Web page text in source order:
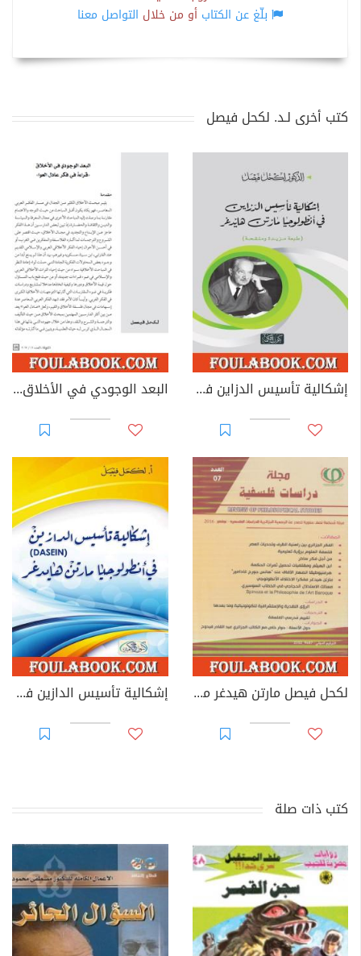
بلّغ عن الكتاب أو من خلال التواصل معنا
كتب أخرى لـد. لكحل فيصل
إشكالية تأسيس الدزاين في أنطولوجيا مارتن هيدغر - طبعة مزيدة ومنقحة البعد الوجودي في الأخلاق - قراءة في فكر عادل العوا
لكحل فيصل مارتن هيدغر مفكرا الإختلاف الأنطولوجي إشكالية تأسيس الدازين في أنطولوجيا مارتن هايدغر
كتب ذات صلة